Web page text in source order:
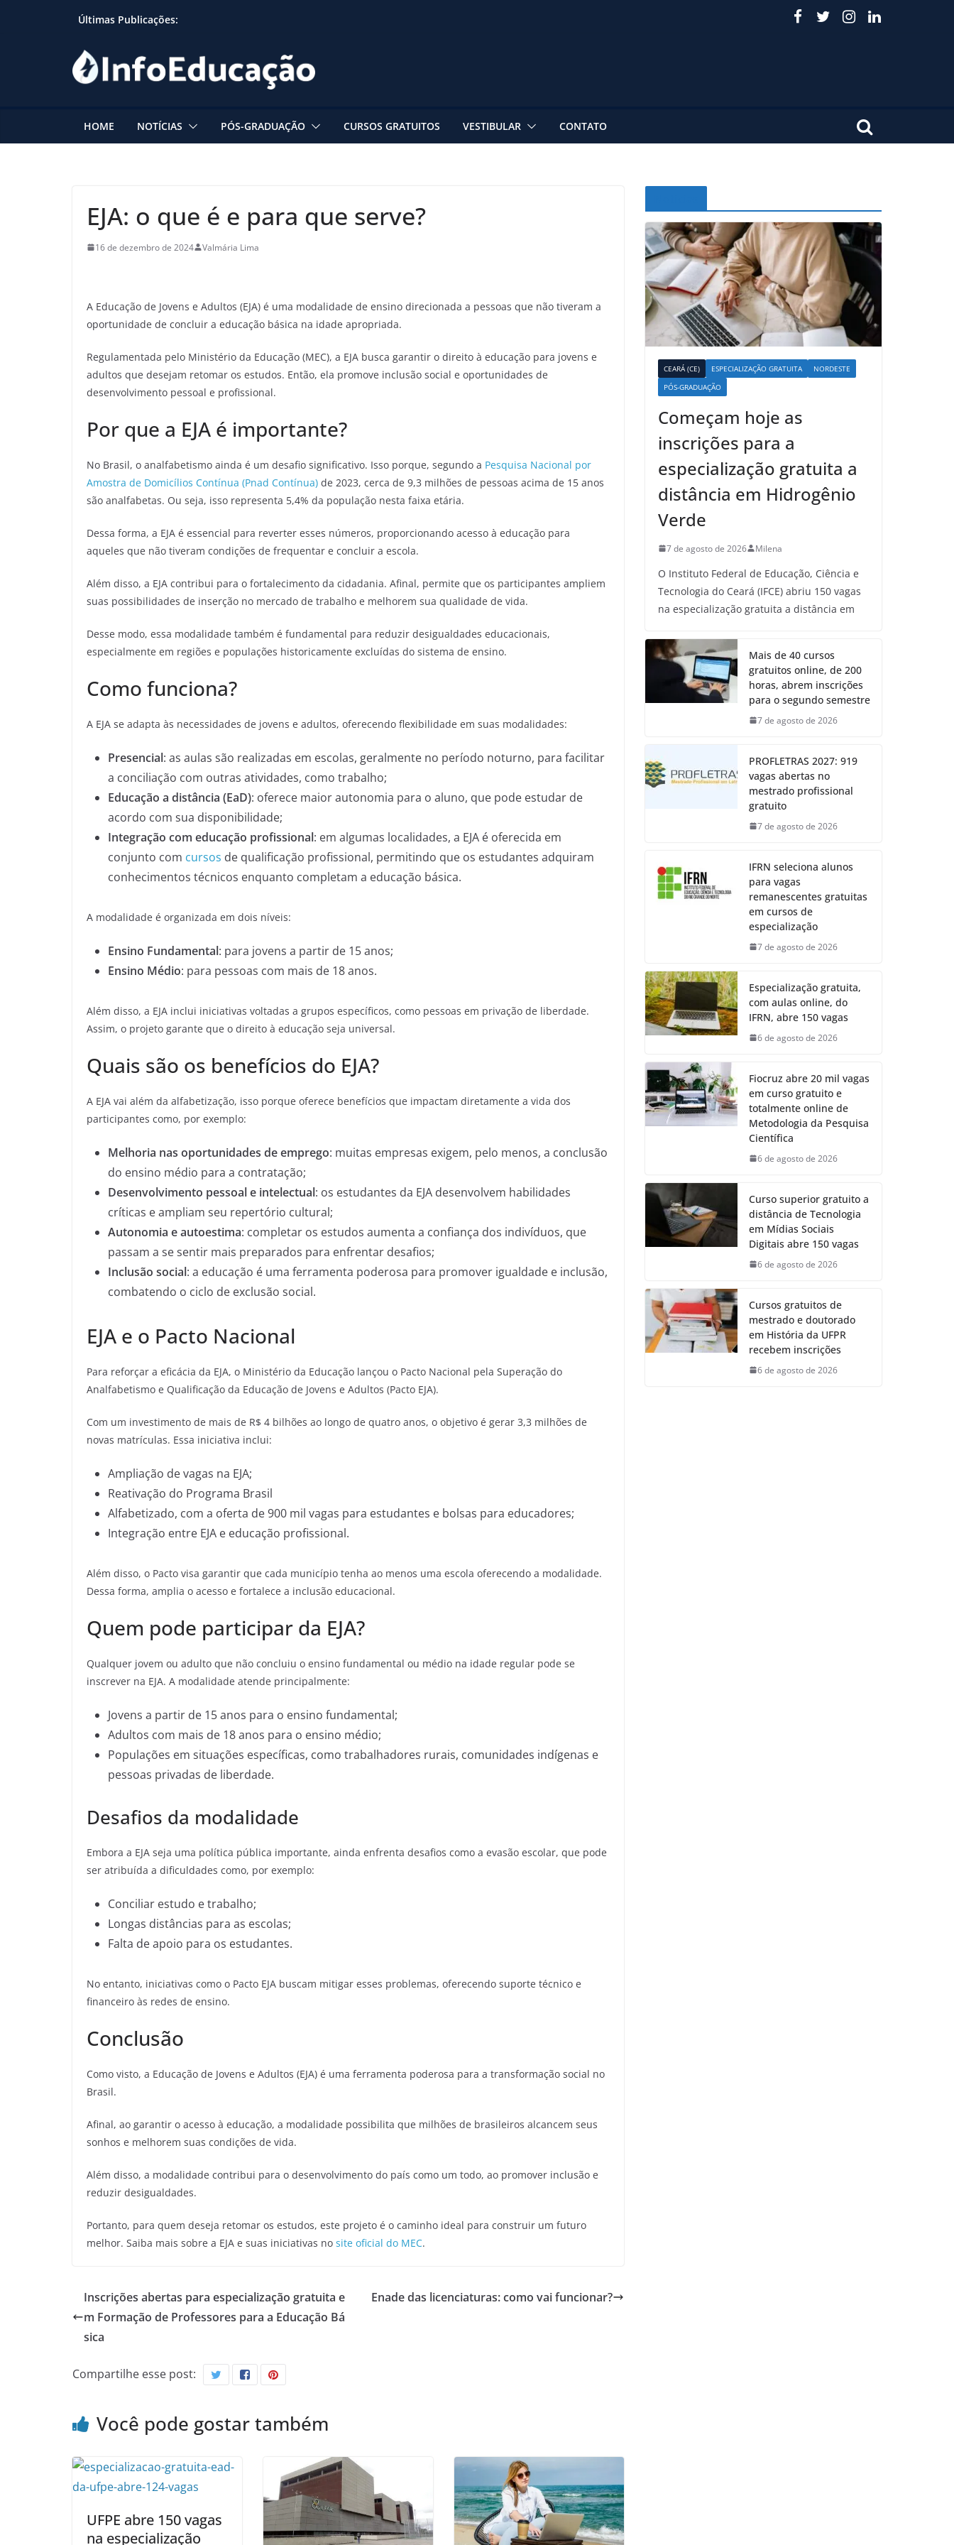
Últimas Publicações:
HOME NOTÍCIAS PÓS-GRADUAÇÃO CURSOS GRATUITOS VESTIBULAR CONTATO
EJA: o que é e para que serve?
16 de dezembro de 2024 Valmária Lima
A Educação de Jovens e Adultos (EJA) é uma modalidade de ensino direcionada a pessoas que não tiveram a
oportunidade de concluir a educação básica na idade apropriada.
Regulamentada pelo Ministério da Educação (MEC), a EJA busca garantir o direito à educação para jovens e
adultos que desejam retomar os estudos. Então, ela promove inclusão social e oportunidades de
desenvolvimento pessoal e profissional.
Por que a EJA é importante?
No Brasil, o analfabetismo ainda é um desafio significativo. Isso porque, segundo a Pesquisa Nacional por
Amostra de Domicílios Contínua (Pnad Contínua) de 2023, cerca de 9,3 milhões de pessoas acima de 15 anos
são analfabetas. Ou seja, isso representa 5,4% da população nesta faixa etária.
Dessa forma, a EJA é essencial para reverter esses números, proporcionando acesso à educação para
aqueles que não tiveram condições de frequentar e concluir a escola.
Além disso, a EJA contribui para o fortalecimento da cidadania. Afinal, permite que os participantes ampliem
suas possibilidades de inserção no mercado de trabalho e melhorem sua qualidade de vida.
Desse modo, essa modalidade também é fundamental para reduzir desigualdades educacionais,
especialmente em regiões e populações historicamente excluídas do sistema de ensino.
Como funciona?
A EJA se adapta às necessidades de jovens e adultos, oferecendo flexibilidade em suas modalidades:
Presencial: as aulas são realizadas em escolas, geralmente no período noturno, para facilitar
a conciliação com outras atividades, como trabalho;
Educação a distância (EaD): oferece maior autonomia para o aluno, que pode estudar de
acordo com sua disponibilidade;
Integração com educação profissional: em algumas localidades, a EJA é oferecida em
conjunto com cursos de qualificação profissional, permitindo que os estudantes adquiram
conhecimentos técnicos enquanto completam a educação básica.
A modalidade é organizada em dois níveis:
Ensino Fundamental: para jovens a partir de 15 anos;
Ensino Médio: para pessoas com mais de 18 anos.
Além disso, a EJA inclui iniciativas voltadas a grupos específicos, como pessoas em privação de liberdade.
Assim, o projeto garante que o direito à educação seja universal.
Quais são os benefícios do EJA?
A EJA vai além da alfabetização, isso porque oferece benefícios que impactam diretamente a vida dos
participantes como, por exemplo:
Melhoria nas oportunidades de emprego: muitas empresas exigem, pelo menos, a conclusão
do ensino médio para a contratação;
Desenvolvimento pessoal e intelectual: os estudantes da EJA desenvolvem habilidades
críticas e ampliam seu repertório cultural;
Autonomia e autoestima: completar os estudos aumenta a confiança dos indivíduos, que
passam a se sentir mais preparados para enfrentar desafios;
Inclusão social: a educação é uma ferramenta poderosa para promover igualdade e inclusão,
combatendo o ciclo de exclusão social.
EJA e o Pacto Nacional
Para reforçar a eficácia da EJA, o Ministério da Educação lançou o Pacto Nacional pela Superação do
Analfabetismo e Qualificação da Educação de Jovens e Adultos (Pacto EJA).
Com um investimento de mais de R$ 4 bilhões ao longo de quatro anos, o objetivo é gerar 3,3 milhões de
novas matrículas. Essa iniciativa inclui:
Ampliação de vagas na EJA;
Reativação do Programa Brasil
Alfabetizado, com a oferta de 900 mil vagas para estudantes e bolsas para educadores;
Integração entre EJA e educação profissional.
Além disso, o Pacto visa garantir que cada município tenha ao menos uma escola oferecendo a modalidade.
Dessa forma, amplia o acesso e fortalece a inclusão educacional.
Quem pode participar da EJA?
Qualquer jovem ou adulto que não concluiu o ensino fundamental ou médio na idade regular pode se
inscrever na EJA. A modalidade atende principalmente:
Jovens a partir de 15 anos para o ensino fundamental;
Adultos com mais de 18 anos para o ensino médio;
Populações em situações específicas, como trabalhadores rurais, comunidades indígenas e
pessoas privadas de liberdade.
Desafios da modalidade
Embora a EJA seja uma política pública importante, ainda enfrenta desafios como a evasão escolar, que pode
ser atribuída a dificuldades como, por exemplo:
Conciliar estudo e trabalho;
Longas distâncias para as escolas;
Falta de apoio para os estudantes.
No entanto, iniciativas como o Pacto EJA buscam mitigar esses problemas, oferecendo suporte técnico e
financeiro às redes de ensino.
Conclusão
Como visto, a Educação de Jovens e Adultos (EJA) é uma ferramenta poderosa para a transformação social no
Brasil.
Afinal, ao garantir o acesso à educação, a modalidade possibilita que milhões de brasileiros alcancem seus
sonhos e melhorem suas condições de vida.
Além disso, a modalidade contribui para o desenvolvimento do país como um todo, ao promover inclusão e
reduzir desigualdades.
Portanto, para quem deseja retomar os estudos, este projeto é o caminho ideal para construir um futuro
melhor. Saiba mais sobre a EJA e suas iniciativas no site oficial do MEC.
Inscrições abertas para especialização gratuita e
m Formação de Professores para a Educação Bá
sica
Enade das licenciaturas: como vai funcionar?
Compartilhe esse post:
Você pode gostar também
UFPE abre 150 vagas
na especialização
CEARÁ (CE) ESPECIALIZAÇÃO GRATUITA
NORDESTE
PÓS-GRADUAÇÃO
Começam hoje as
inscrições para a
especialização gratuita a
distância em Hidrogênio
Verde
7 de agosto de 2026 Milena
O Instituto Federal de Educação, Ciência e
Tecnologia do Ceará (IFCE) abriu 150 vagas
na especialização gratuita a distância em
Mais de 40 cursos
gratuitos online, de 200
horas, abrem inscrições
para o segundo semestre
7 de agosto de 2026
PROFLETRAS 2027: 919
vagas abertas no
mestrado profissional
gratuito
7 de agosto de 2026
IFRN seleciona alunos
para vagas
remanescentes gratuitas
em cursos de
especialização
7 de agosto de 2026
Especialização gratuita,
com aulas online, do
IFRN, abre 150 vagas
6 de agosto de 2026
Fiocruz abre 20 mil vagas
em curso gratuito e
totalmente online de
Metodologia da Pesquisa
Científica
6 de agosto de 2026
Curso superior gratuito a
distância de Tecnologia
em Mídias Sociais
Digitais abre 150 vagas
6 de agosto de 2026
Cursos gratuitos de
mestrado e doutorado
em História da UFPR
recebem inscrições
6 de agosto de 2026